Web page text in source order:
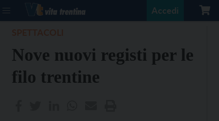
Accedi
Nove nuovi registi per le
filo trentine